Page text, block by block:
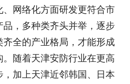
网络化方面研发更符合市
，多种类齐头并举，逐步
全的产业格局，才能形成
随着天津安防行业在更高
加上天津近邻韩国、日本